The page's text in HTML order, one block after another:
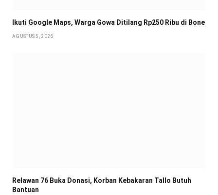
Ikuti Google Maps, Warga Gowa Ditilang Rp250 Ribu di Bone
AGUSTUS 5, 2026
Relawan 76 Buka Donasi, Korban Kebakaran Tallo Butuh
Bantuan